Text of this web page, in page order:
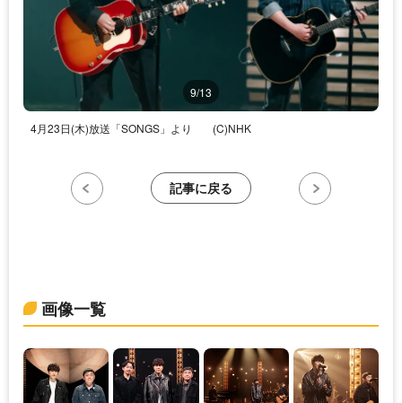
9/13
4月23日(木)放送「SONGS」より (C)NHK
記事に戻る
画像一覧